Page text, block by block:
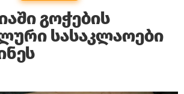
გოჭების
სასაკლაოები